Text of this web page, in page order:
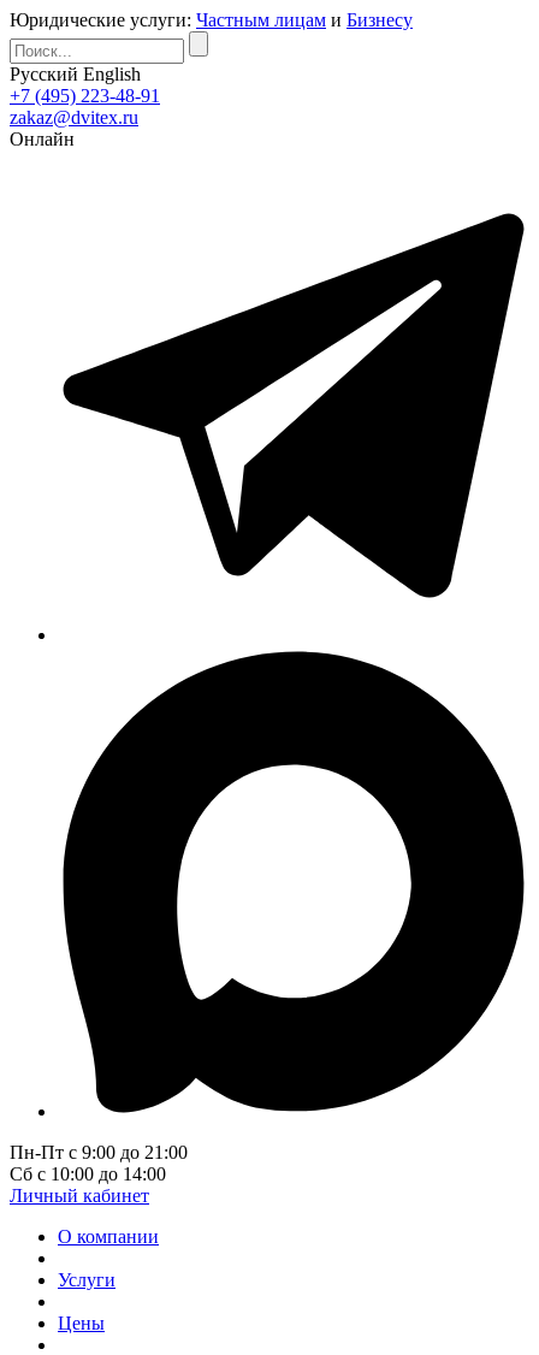
Юридические услуги: Частным лицам и Бизнесу
Русский English
+7 (495) 223-48-91
zakaz@dvitex.ru
Онлайн
Пн-Пт с 9:00 до 21:00
Сб с 10:00 до 14:00
Личный кабинет
О компании
Услуги
Цены